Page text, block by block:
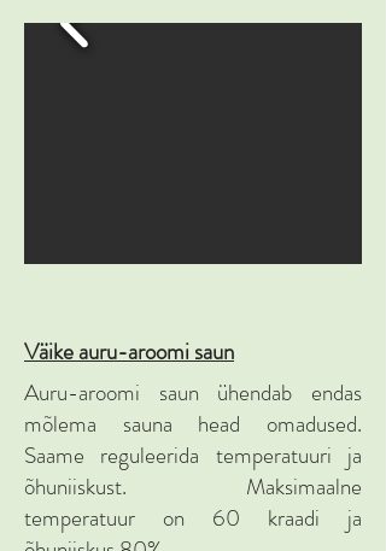
Väike auru-aroomi saun
Auru-aroomi saun ühendab endas
mõlema sauna head omadused.
Saame reguleerida temperatuuri ja
õhuniiskust. Maksimaalne
temperatuur on 60 kraadi ja